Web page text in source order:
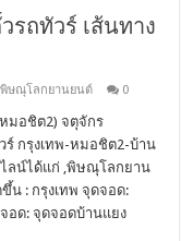
ถทัวร์ เส้นทาง
พิษณุโลกยานยนต์ 0
มอชิต2) จตุจักร
ร์ กรุงเทพ-หมอชิต2-บ้าน
ไลน์ได้แก่ ,พิษณุโลกยาน
น : กรุงเทพ จุดจอด:
อด: จุดจอดบ้านแยง